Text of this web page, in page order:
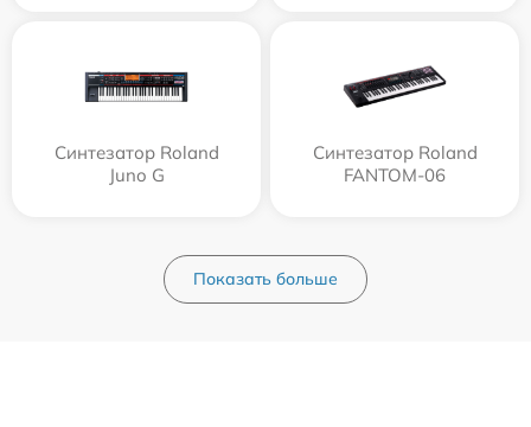
Синтезатор Roland
Juno G
Синтезатор Roland
FANTOM-06
Показать больше